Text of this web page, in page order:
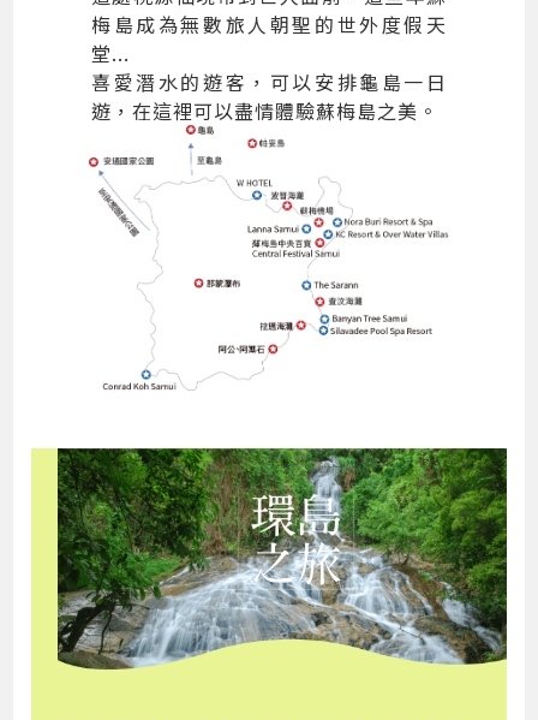
梅島成為無數旅人朝聖的世外度假天
堂...
喜愛潛水的遊客，可以安排龜島一日
遊，在這裡可以盡情體驗蘇梅島之美。